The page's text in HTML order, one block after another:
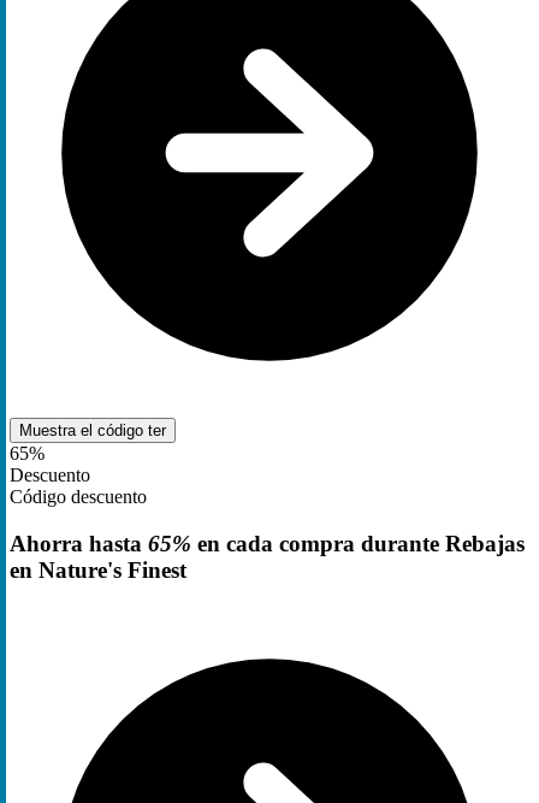
Muestra el código ter
65%
Descuento
Código descuento
Ahorra hasta 65% en cada compra durante Rebajas
en Nature's Finest